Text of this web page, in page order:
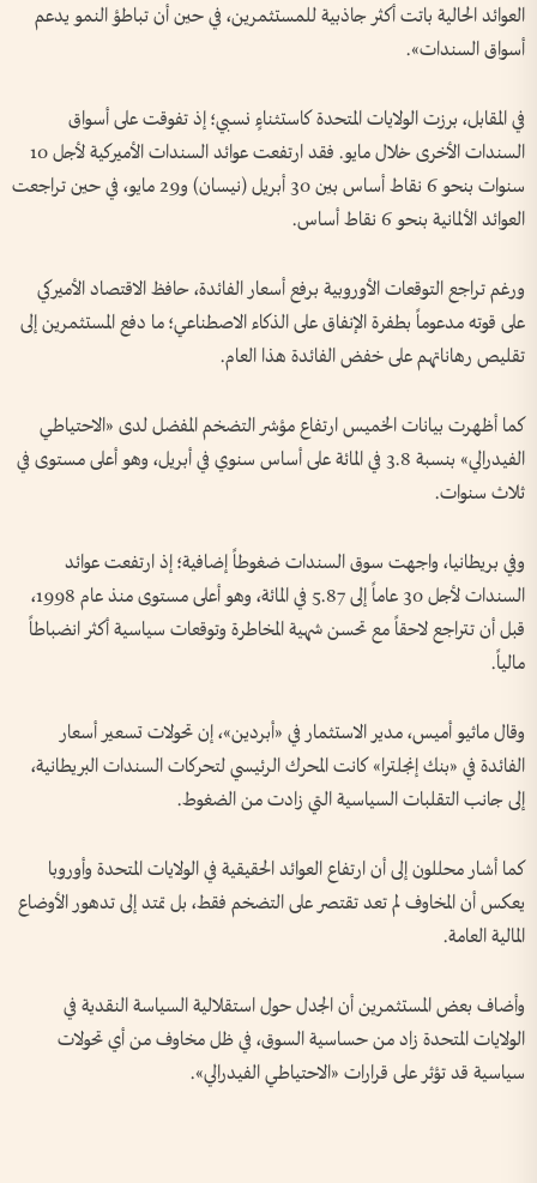
العوائد الحالية باتت أكثر جاذبية للمستثمرين، في حين أن تباطؤ النمو يدعم
أسواق السندات».
في المقابل، برزت الولايات المتحدة كاستثناءٍ نسبي؛ إذ تفوقت على أسواق
السندات الأخرى خلال مايو. فقد ارتفعت عوائد السندات الأميركية لأجل 10
سنوات بنحو 6 نقاط أساس بين 30 أبريل (نيسان) و29 مايو، في حين تراجعت
العوائد الألمانية بنحو 6 نقاط أساس.
ورغم تراجع التوقعات الأوروبية برفع أسعار الفائدة، حافظ الاقتصاد الأميركي
على قوته مدعوماً بطفرة الإنفاق على الذكاء الاصطناعي؛ ما دفع المستثمرين إلى
تقليص رهاناتهم على خفض الفائدة هذا العام.
كما أظهرت بيانات الخميس ارتفاع مؤشر التضخم المفضل لدى «الاحتياطي
الفيدرالي» بنسبة 3.8 في المائة على أساس سنوي في أبريل، وهو أعلى مستوى في
ثلاث سنوات.
وفي بريطانيا، واجهت سوق السندات ضغوطاً إضافية؛ إذ ارتفعت عوائد
السندات لأجل 30 عاماً إلى 5.87 في المائة، وهو أعلى مستوى منذ عام 1998،
قبل أن تتراجع لاحقاً مع تحسن شهية المخاطرة وتوقعات سياسية أكثر انضباطاً
مالياً.
وقال ماثيو أميس، مدير الاستثمار في «أبردين»، إن تحولات تسعير أسعار
الفائدة في «بنك إنجلترا» كانت المحرك الرئيسي لتحركات السندات البريطانية،
إلى جانب التقلبات السياسية التي زادت من الضغوط.
كما أشار محللون إلى أن ارتفاع العوائد الحقيقية في الولايات المتحدة وأوروبا
يعكس أن المخاوف لم تعد تقتصر على التضخم فقط، بل تمتد إلى تدهور الأوضاع
المالية العامة.
وأضاف بعض المستثمرين أن الجدل حول استقلالية السياسة النقدية في
الولايات المتحدة زاد من حساسية السوق، في ظل مخاوف من أي تحولات
سياسية قد تؤثر على قرارات «الاحتياطي الفيدرالي».